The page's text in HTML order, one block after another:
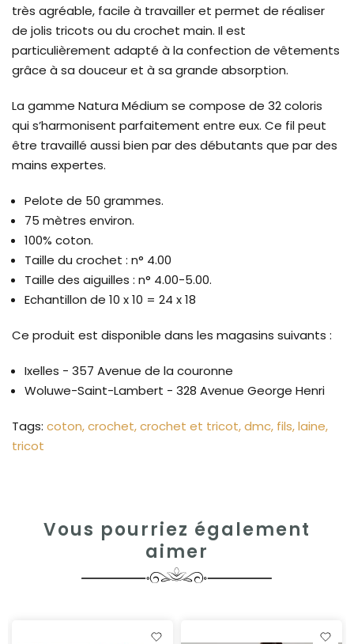
très agréable, facile à travailler et permet de réaliser
de jolis tricots ou du crochet main. Il est
particulièrement adapté à la confection de vêtements
grâce à sa douceur et à sa grande absorption.
La gamme Natura Médium se compose de 32 coloris
qui s’harmonisent parfaitement entre eux. Ce fil peut
être travaillé aussi bien par des débutants que par des
mains expertes.
Pelote de 50 grammes.
75 mètres environ.
100% coton.
Taille du crochet : n° 4.00
Taille des aiguilles : n° 4.00-5.00.
Echantillon de 10 x 10 = 24 x 18
Ce produit est disponible dans les magasins suivants :
Ixelles - 357 Avenue de la couronne
Woluwe-Saint-Lambert - 328 Avenue George Henri
Tags: coton crochet crochet et tricot dmc fils laine
tricot
Vous pourriez également
aimer